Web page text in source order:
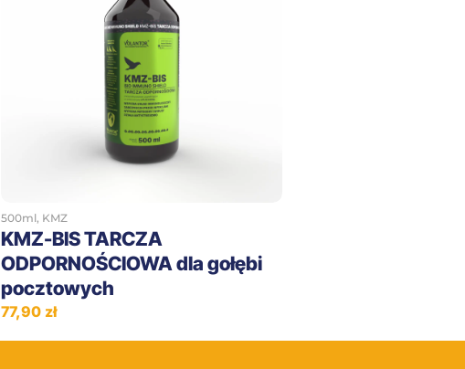
500ml, KMZ
KMZ-BIS TARCZA
ODPORNOŚCIOWA dla gołębi
pocztowych
77,90 zł